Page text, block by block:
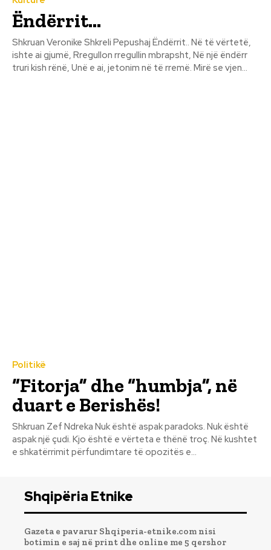
Ëndërrit…
Shkruan Veronike Shkreli Pepushaj Ëndërrit.. Në të vërtetë,
ishte ai gjumë, Rregullon rregullin mbrapsht, Në një ëndërr
truri kish rënë, Unë e ai, jetonim në të rremë. Mirë se vjen...
Politikë
“Fitorja” dhe “humbja”, në
duart e Berishës!
Shkruan Zef Ndreka Nuk është aspak paradoks. Nuk është
aspak një çudi. Kjo është e vërteta e thënë troç. Në kushtet
e shkatërrimit përfundimtare të opozitës e...
Shqipëria Etnike
Gazeta e pavarur Shqiperia-etnike.com nisi
botimin e saj në print dhe online me 5 qershor